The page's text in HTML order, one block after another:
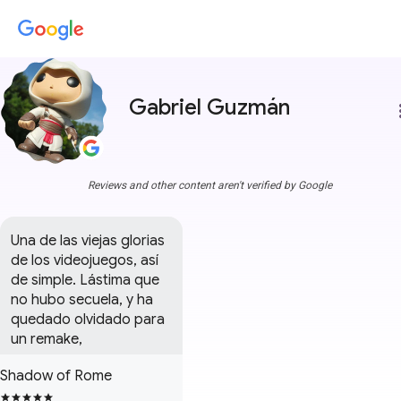
Gabriel Guzmán
Reviews and other content aren't verified by Google
Una de las viejas glorias
de los videojuegos, así
de simple. Lástima que
no hubo secuela, y ha
quedado olvidado para
un remake,
Shadow of Rome